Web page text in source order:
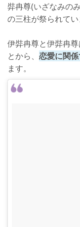
弉冉尊(いざなみの
の三柱が祭られてい
伊弉冉尊と伊弉冉
とから、 恋愛に関
ます。